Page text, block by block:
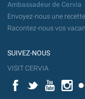
Ambassadeur de Cervia
Envoyez-nous une recette
Racontez-nous vos
SUIVEZ-NOUS
VISIT CERVIA
FacebookTwitterYouTube